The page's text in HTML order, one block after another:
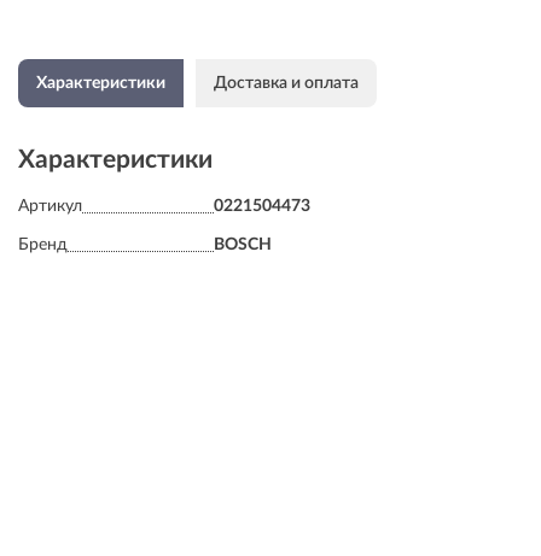
Характеристики Доставка и оплата
Характеристики
Артикул 0221504473
Бренд BOSCH